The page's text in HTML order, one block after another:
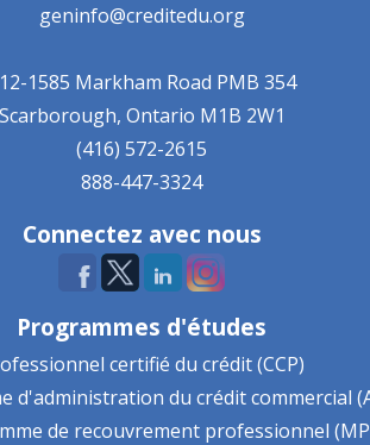
geninfo@creditedu.org
1585 Markham Road PMB 354
Scarborough, Ontario M1B 2W1
(416) 572-2615
888-447-3324
Connectez avec nous
Programmes d'études
certifié du crédit (CCP)
d'administration du crédit commercial
de recouvrement professionnel